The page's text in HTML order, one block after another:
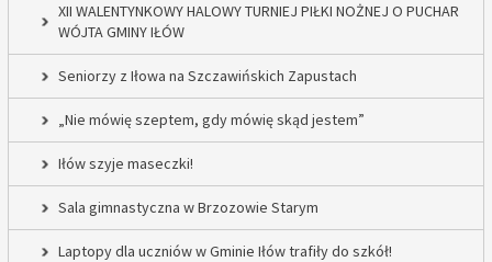
XII WALENTYNKOWY HALOWY TURNIEJ PIŁKI NOŻNEJ O PUCHAR
WÓJTA GMINY IŁÓW
Seniorzy z Iłowa na Szczawińskich Zapustach
„Nie mówię szeptem, gdy mówię skąd jestem”
Iłów szyje maseczki!
Sala gimnastyczna w Brzozowie Starym
Laptopy dla uczniów w Gminie Iłów trafiły do szkół!